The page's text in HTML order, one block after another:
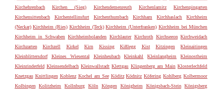
Kirchehrenbach
Kirchen (Sieg) Kirchendemenreuth Kirchenlamitz
Kirchenpingarten
Kirchensittenbach
Kirchentellinsfurt Kirchenthumbach Kirchham Kirchhaslach
Kirchheim
(Neckar) Kirchheim (Ries) Kirchheim (Teck) Kirchheim (Unterfranken) Kirchheim bei München
Kirchheim in Schwaben Kirchheimbolanden Kirchlauter Kirchroth Kirchseeon Kirchweidach
Kirchzarten
Kirchzell Kirkel Kirn Kissing Kißlegg Kist Kitzingen
Kleinaitingen
Kleinblittersdorf
Kleines Wiesental Kleinheubach Kleinkahl Kleinlangheim
Kleinostheim
Kleinrinderfeld Kleinsendelbach Kleinwallstadt Klettgau Klingenberg am Main Klosterlechfeld
Knetzgau Knittlingen Koblenz Kochel am See Köditz Ködnitz Köfering Kohlberg Kolbermoor
Kolbingen
Kolitzheim Kollnburg Köln Köngen Königheim Königsbach-Stein
Königsberg